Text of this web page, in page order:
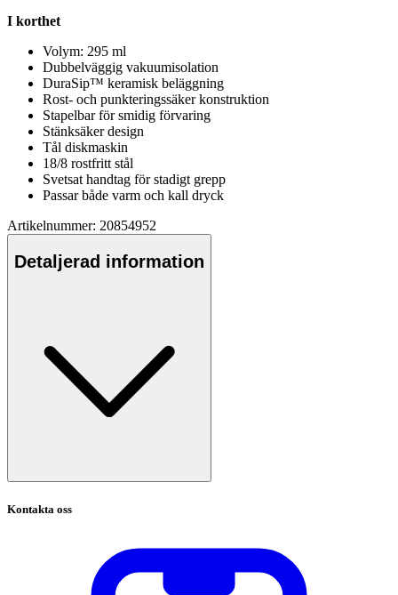
I korthet
Volym: 295 ml
Dubbelväggig vakuumisolation
DuraSip™ keramisk beläggning
Rost- och punkteringssäker konstruktion
Stapelbar för smidig förvaring
Stänksäker design
Tål diskmaskin
18/8 rostfritt stål
Svetsat handtag för stadigt grepp
Passar både varm och kall dryck
Artikelnummer: 20854952
Detaljerad information
Kontakta oss